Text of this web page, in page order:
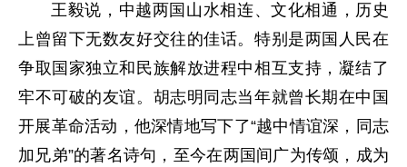
王毅说，中越两国山水相连、文化相通，历史
上曾留下无数友好交往的佳话。特别是两国人民在
争取国家独立和民族解放进程中相互支持，凝结了
牢不可破的友谊。胡志明同志当年就曾长期在中国
开展革命活动，他深情地写下了“越中情谊深，同志
加兄弟”的著名诗句，至今在两国间广为传颂，成为